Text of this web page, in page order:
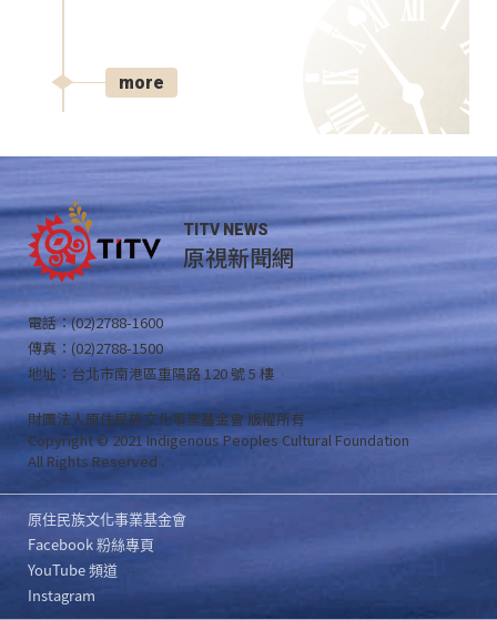
more
TITV NEWS
原視新聞網
電話：(02)2788-1600
傳真：(02)2788-1500
地址：台北市南港區重陽路 120 號 5 樓
財團法人原住民族文化事業基金會 版權所有
Copyright © 2021 Indigenous Peoples Cultural Foundation
All Rights Reserved .
原住民族文化事業基金會
Facebook 粉絲專頁
YouTube 頻道
Instagram